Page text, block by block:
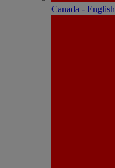
Canada - English